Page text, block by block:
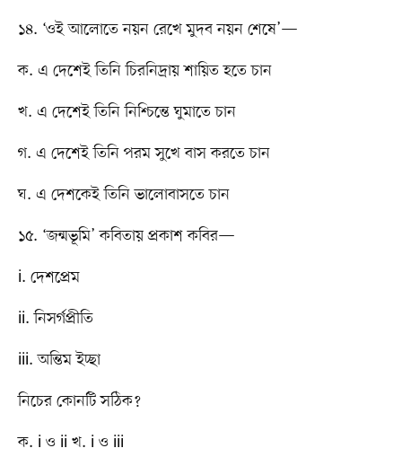
১৪. ‘ওই আলোতে নয়ন রেখে মুদব নয়ন শেষে’—
ক. এ দেশেই তিনি চিরনিদ্রায় শায়িত হতে চান
খ. এ দেশেই তিনি নিশ্চিন্তে ঘুমাতে চান
গ. এ দেশেই তিনি পরম সুখে বাস করতে চান
ঘ. এ দেশকেই তিনি ভালোবাসতে চান
১৫. ‘জন্মভূমি’ কবিতায় প্রকাশ কবির—
i. দেশপ্রেম
ii. নিসর্গপ্রীতি
iii. অন্তিম ইচ্ছা
নিচের কোনটি সঠিক?
ক. i ও ii খ. i ও iii